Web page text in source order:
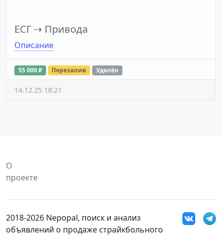
ЕСГ ⇢ Привода
Описание
55 000 ₽ Перезалив Удалён
14.12.25 18:21
О
проекте
2018-2026 Nepopal, поиск и анализ
объявлений о продаже страйкбольного